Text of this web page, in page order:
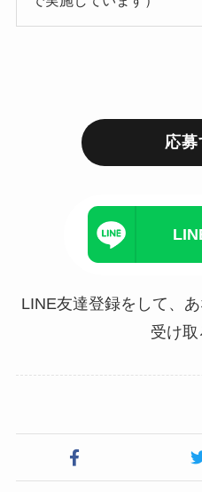
応募
LINE友達登録をして、
受け取